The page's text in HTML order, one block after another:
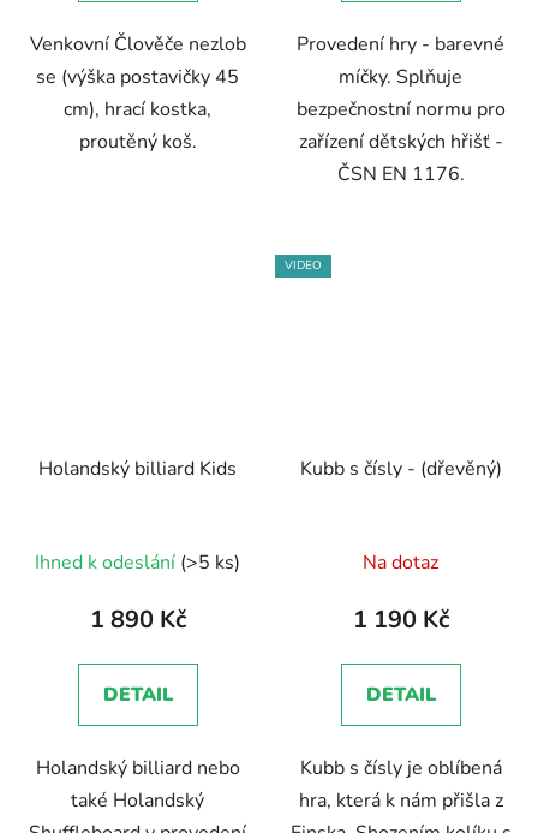
Venkovní Člověče nezlob
se (výška postavičky 45
cm), hrací kostka,
proutěný koš.
Provedení hry - barevné
míčky. Splňuje
bezpečnostní normu pro
zařízení dětských hřišť -
ČSN EN 1176.
Holandský billiard Kids
Ihned k odeslání (>5 ks)
1 890 Kč
DETAIL
Holandský billiard nebo
také Holandský
VIDEO
Kubb s čísly - (dřevěný)
hodnocení
produktu
5,0
z
hvězdiček.
Na dotaz
1 190 Kč
DETAIL
Kubb s čísly je oblíbená
hra, která k nám přišla z